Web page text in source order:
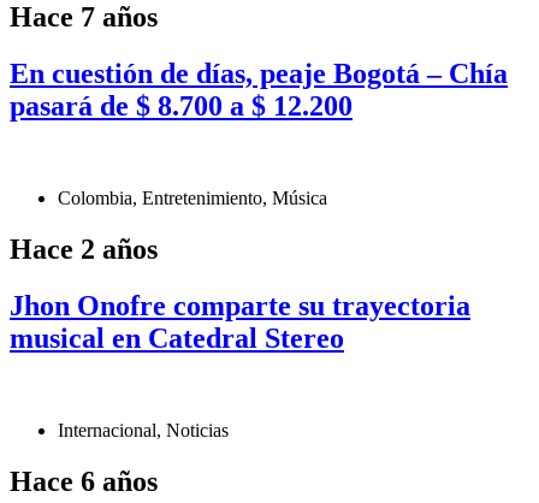
Hace 7 años
En cuestión de días, peaje Bogotá – Chía
pasará de $ 8.700 a $ 12.200
Colombia, Entretenimiento, Música
Hace 2 años
Jhon Onofre comparte su trayectoria
musical en Catedral Stereo
Internacional, Noticias
Hace 6 años